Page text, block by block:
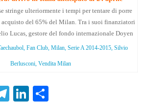
stringe ulteriormente i tempi per tentare di porre
del 65% del Milan. Tra i suoi finanziatori
Lucas, gestore del fondo internazionale Doyen
Fan Club, Milan, Serie A 2014-2015, Silvio
Berlusconi, Vendita Milan
Te
Li